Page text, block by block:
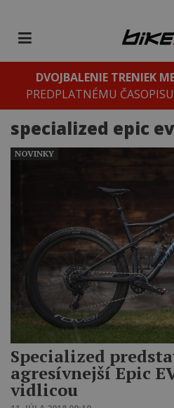
DVOJBALENIE TRENIEK
PREDPLATNÉMU
specialized epic
Specialized
agresívnejší Epic
vidlicou
NOVINKY